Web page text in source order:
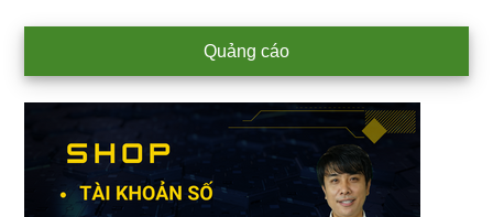
Sidebar
Quảng cáo